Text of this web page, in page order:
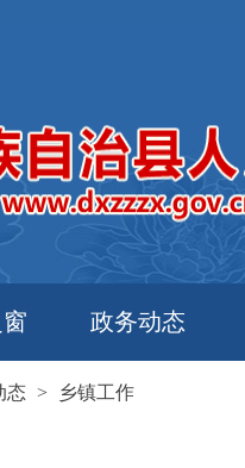
政务动态
态 > 乡镇工作